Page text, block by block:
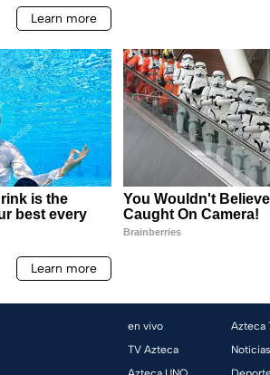
en vivo
TV Azteca
Azteca
Noticias